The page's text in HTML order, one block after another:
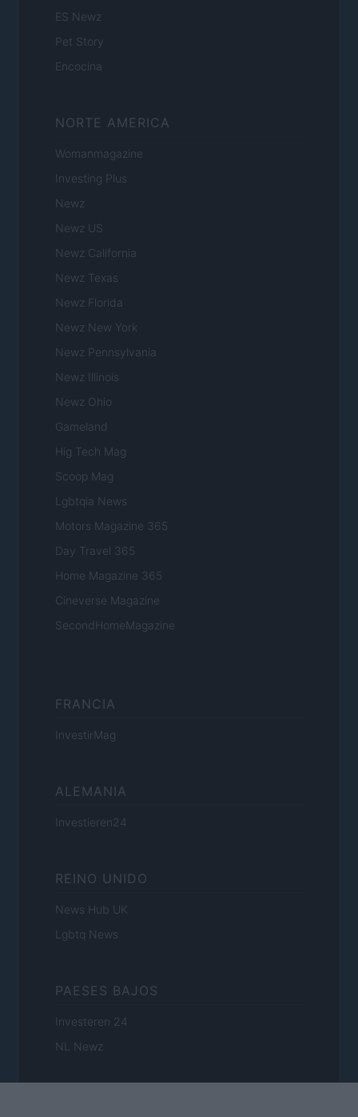
ES Newz
Pet Story
Encocina
NORTE AMERICA
Womanmagazine
Investing Plus
Newz
Newz US
Newz California
Newz Texas
Newz Florida
Newz New York
Newz Pennsylvania
Newz Illinois
Newz Ohio
Gameland
Hig Tech Mag
Scoop Mag
Lgbtqia News
Motors Magazine 365
Day Travel 365
Home Magazine 365
Cineverse Magazine
SecondHomeMagazine
FRANCIA
InvestirMag
ALEMANIA
Investieren24
REINO UNIDO
News Hub UK
Lgbtq News
PAESES BAJOS
Investeren 24
NL Newz